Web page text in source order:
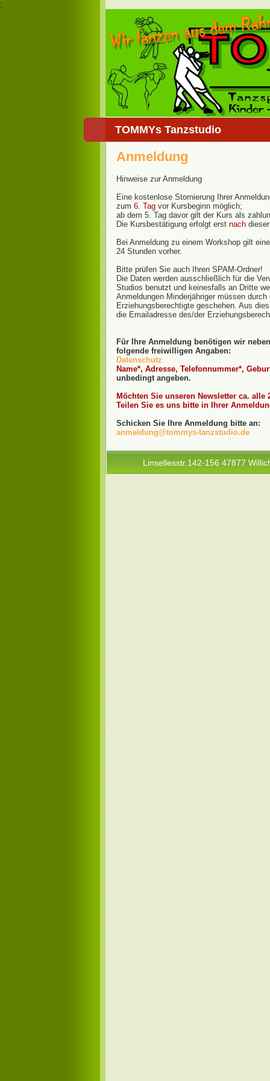
;
TOMMYs Tanzstudio
Anmeldung
Hinweise zur Anmeldung
Eine kostenlose Stornierung Ihrer
zum 6. Tag vor Kursbeginn möglich;
ab dem 5. Tag davor gilt der Kurs als
Die Kursbestätigung erfolgt erst nach
Bei Anmeldung zu einem Workshop gilt
24 Stunden vorher.
Bitte prüfen Sie auch Ihren SPAM-Ordner!
Die Daten werden ausschließlich für die
Studios benutzt und keinesfalls an Dritte
Anmeldungen Minderjähriger müssen durch
Erziehungsberechtigte geschehen. Aus
die Emailadresse des/der
Für Ihre Anmeldung benötigen wir
folgende freiwilligen Angaben:
Datenschutz
Name*, Adresse, Telefonnummer*,
unbedingt angeben.
Möchten Sie unseren Newsletter ca. alle
Teilen Sie es uns bitte in Ihrer
Schicken Sie Ihre Anmeldung bitte an:
anmeldung@tommys-tanzstudio.de
Linsellesstr.142-156 47877